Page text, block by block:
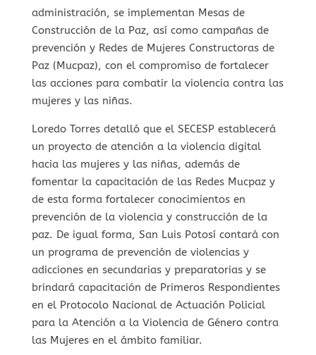
administración, se implementan Mesas de
Construcción de la Paz, así como campañas de
prevención y Redes de Mujeres Constructoras de
Paz (Mucpaz), con el compromiso de fortalecer
las acciones para combatir la violencia contra las
mujeres y las niñas.
Loredo Torres detalló que el SECESP establecerá
un proyecto de atención a la violencia digital
hacia las mujeres y las niñas, además de
fomentar la capacitación de las Redes Mucpaz y
de esta forma fortalecer conocimientos en
prevención de la violencia y construcción de la
paz. De igual forma, San Luis Potosí contará con
un programa de prevención de violencias y
adicciones en secundarias y preparatorias y se
brindará capacitación de Primeros Respondientes
en el Protocolo Nacional de Actuación Policial
para la Atención a la Violencia de Género contra
las Mujeres en el ámbito familiar.